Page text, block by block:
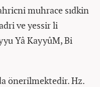
muhrace sıdkin
ve yessir li
Yâ KayyûM, Bi
önerilmektedir. Hz.